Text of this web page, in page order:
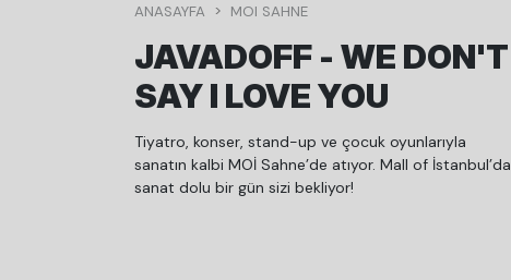
ANASAYFA MOI SAHNE
JAVADOFF - WE DON'T
SAY I LOVE YOU
Tiyatro, konser, stand-up ve çocuk oyunlarıyla
sanatın kalbi MOİ Sahne’de atıyor. Mall of İstanbul’da
sanat dolu bir gün sizi bekliyor!